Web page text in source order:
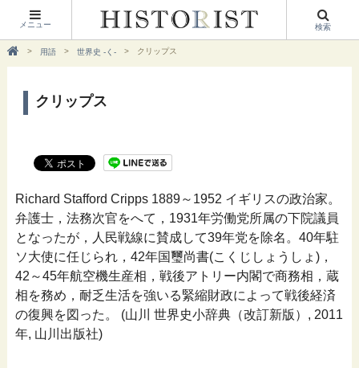
メニュー 検索
用語 世界史 -く- クリップス
クリップス
Richard Stafford Cripps 1889～1952 イギリスの政治家。
弁護士，法務次官をへて，1931年労働党所属の下院議員
となったが，人民戦線に賛成して39年党を除名。40年駐
ソ大使に任じられ，42年国璽尚書(こくじしょうしょ)，
42～45年航空機生産相，戦後アトリー内閣で商務相，蔵
相を務め，耐乏生活を強いる緊縮財政によって戦後経済
の復興を図った。 (山川 世界史小辞典（改訂新版）, 2011
年, 山川出版社)